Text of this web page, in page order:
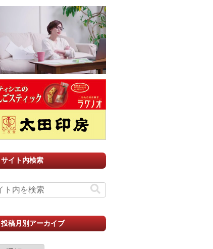
サイト内検索
投稿月別アーカイブ